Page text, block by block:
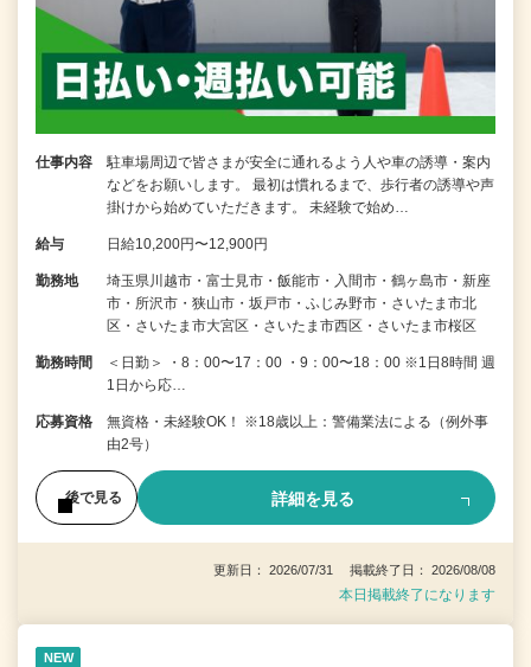
仕事内容
駐車場周辺で皆さまが安全に通れるよう人や車の誘導・案内
などをお願いします。 最初は慣れるまで、歩行者の誘導や声
掛けから始めていただきます。 未経験で始め…
給与 日給10,200円〜12,900円
勤務地
埼玉県川越市・富士見市・飯能市・入間市・鶴ヶ島市・新座
市・所沢市・狭山市・坂戸市・ふじみ野市・さいたま市北
区・さいたま市大宮区・さいたま市西区・さいたま市桜区
勤務時間
＜日勤＞ ・8：00〜17：00 ・9：00〜18：00 ※1日8時間 週
1日から応…
応募資格
無資格・未経験OK！ ※18歳以上：警備業法による（例外事
由2号）
後で見る 詳細を見る
更新日： 2026/07/31 掲載終了日： 2026/08/08
本日掲載終了になります
NEW